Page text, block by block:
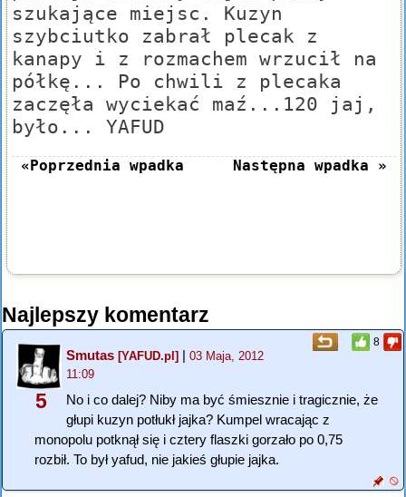
szukające miejsc. Kuzyn
szybciutko zabrał plecak z
kanapy i z rozmachem wrzucił na
półkę... Po chwili z plecaka
zaczęła wyciekać maź...120 jaj,
było... YAFUD
«Poprzednia wpadka Następna wpadka »
Najlepszy komentarz
8
5
Smutas [YAFUD.pl] | 03 Maja, 2012
11:09
No i co dalej? Niby ma być śmiesznie i tragicznie, że
głupi kuzyn potłukł jajka? Kumpel wracając z
monopolu potknął się i cztery flaszki gorzało po 0,75
rozbił. To był yafud, nie jakieś głupie jajka.